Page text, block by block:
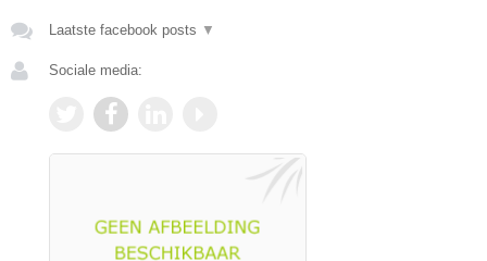
Laatste facebook posts ▼
Sociale media: